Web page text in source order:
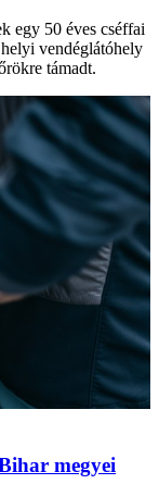
egy 50 éves cséffai
vendéglátóhely
támadt.
megyei